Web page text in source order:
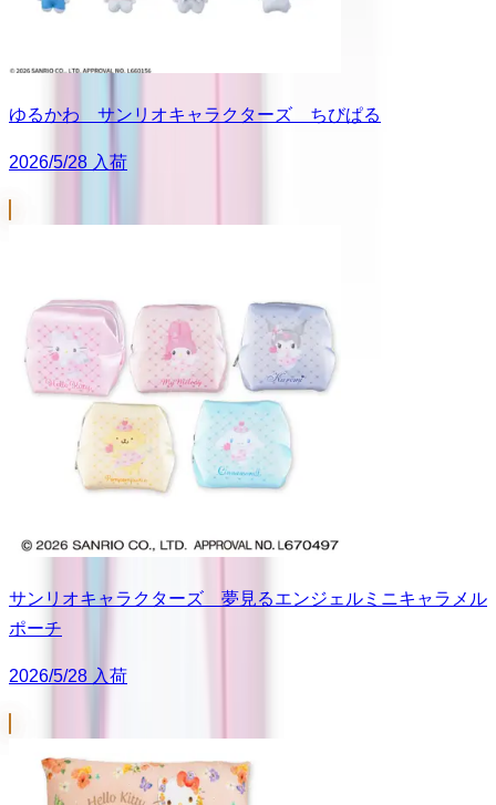
ゆるかわ サンリオキャラクターズ ちびぱる
2026/5/28 入荷
サンリオキャラクターズ 夢見るエンジェルミニキャラメル
ポーチ
2026/5/28 入荷